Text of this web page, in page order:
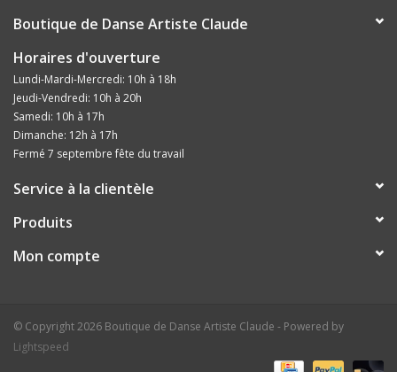
Boutique de Danse Artiste Claude
Horaires d'ouverture
Lundi-Mardi-Mercredi: 10h à 18h
Jeudi-Vendredi: 10h à 20h
Samedi: 10h à 17h
Dimanche: 12h à 17h
Fermé 7 septembre fête du travail
Service à la clientèle
Produits
Mon compte
© Copyright 2026 Boutique de Danse Artiste Claude - Powered by
Lightspeed